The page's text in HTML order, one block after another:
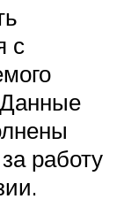
с
Данные
работу